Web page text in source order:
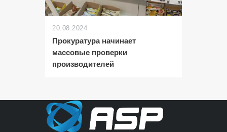
20.08.2024
Прокуратура начинает
массовые проверки
производителей